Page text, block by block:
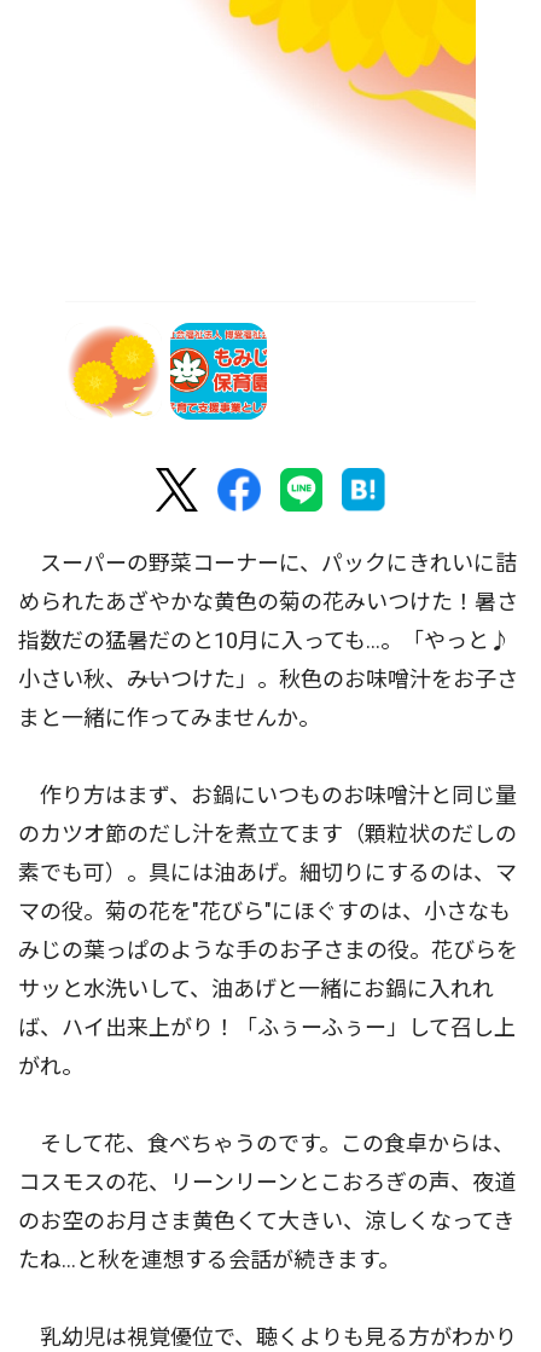
スーパーの野菜コーナーに、パックにきれいに詰
められたあざやかな黄色の菊の花みいつけた！暑さ
指数だの猛暑だのと10月に入っても...。「やっと♪
小さい秋、――みいつけた」。秋色のお味噌汁をお子さ
まと一緒に作ってみませんか。
作り方はまず、お鍋にいつものお味噌汁と同じ量
のカツオ節のだし汁を煮立てます（顆粒状のだしの
素でも可）。具には油あげ。細切りにするのは、マ
マの役。菊の花を"花びら"にほぐすのは、小さなも
みじの葉っぱのような手のお子さまの役。花びらを
サッと水洗いして、油あげと一緒にお鍋に入れれ
ば、ハイ出来上がり！「ふぅーふぅー」して召し上
がれ。
そして花、食べちゃうのです。この食卓からは、
コスモスの花、リーンリーンとこおろぎの声、夜道
のお空のお月さま黄色くて大きい、涼しくなってき
たね...と秋を連想する会話が続きます。
乳幼児は視覚優位で、聴くよりも見る方がわかり